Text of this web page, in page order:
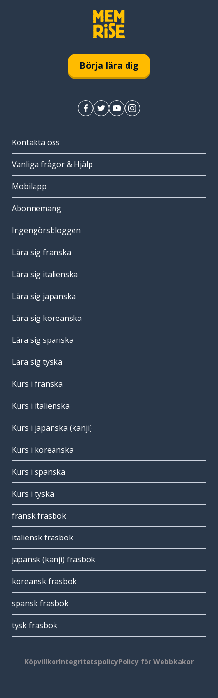
Börja lära dig
Kontakta oss
Vanliga frågor & Hjälp
Mobilapp
Abonnemang
Ingengörsbloggen
Lära sig franska
Lära sig italienska
Lära sig japanska
Lära sig koreanska
Lära sig spanska
Lära sig tyska
Kurs i franska
Kurs i italienska
Kurs i japanska (kanji)
Kurs i koreanska
Kurs i spanska
Kurs i tyska
fransk frasbok
italiensk frasbok
japansk (kanji) frasbok
koreansk frasbok
spansk frasbok
tysk frasbok
KöpvillkorIntegritetspolicyPolicy för Webbkakor